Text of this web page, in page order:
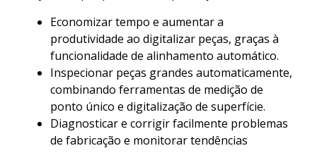
Economizar tempo e aumentar a
produtividade ao digitalizar peças, graças à
funcionalidade de alinhamento automático.
Inspecionar peças grandes automaticamente,
combinando ferramentas de medição de
ponto único e digitalização de superfície.
Diagnosticar e corrigir facilmente problemas
de fabricação e monitorar tendências